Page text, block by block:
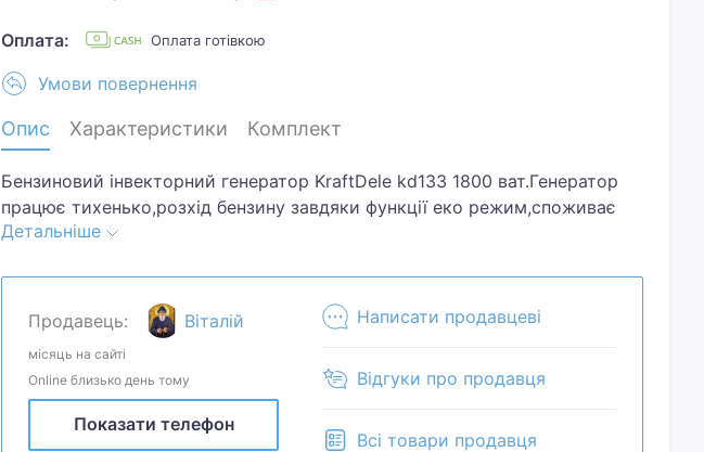
Оплата: Оплата готівкою
Умови повернення
Опис Характеристики Комплект
Бензиновий інвекторний генератор KraftDele kd133 1800 ват.Генератор
працює тихенько,розхід бензину завдяки функції еко режим,споживає
мало,удобний при транспортуванні,стан хороший, повністю
Детальніше
Продавець: Віталій
місяць на сайті
Online близько день тому
Показати телефон
Написати продавцеві
Відгуки про продавця
Всі товари продавця